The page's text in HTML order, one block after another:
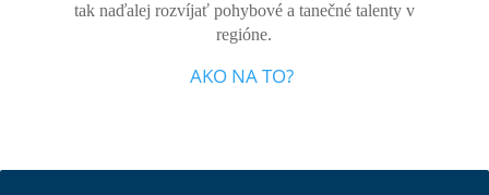
tak naďalej rozvíjať pohybové a tanečné talenty v
regióne.
AKO NA TO?